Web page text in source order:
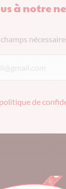
à notre
politique de